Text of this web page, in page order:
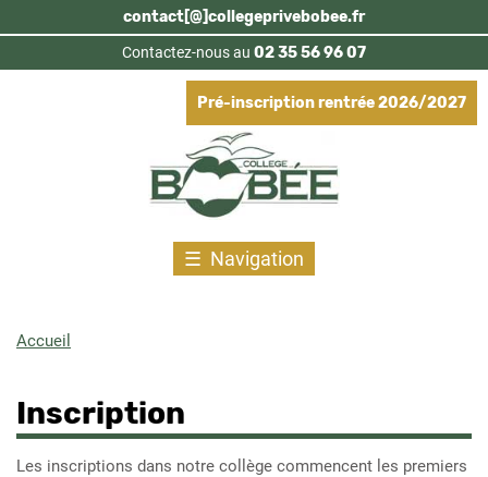
Aller
au
contenu
principal
contact[@]collegeprivebobee.fr
Contactez-nous au 02 35 56 96 07
Pré-inscription rentrée 2026/2027
Navigation
Accueil
Inscription
Les inscriptions dans notre collège commencent les premiers